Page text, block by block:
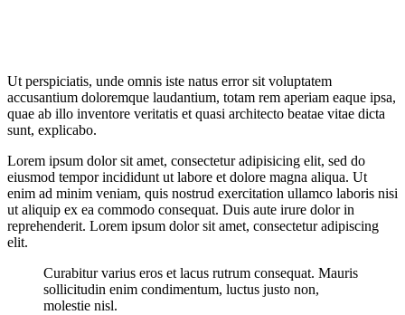
Ut perspiciatis, unde omnis iste natus error sit voluptatem
accusantium doloremque laudantium, totam rem aperiam eaque ipsa,
quae ab illo inventore veritatis et quasi architecto beatae vitae dicta
sunt, explicabo.
Lorem ipsum dolor sit amet, consectetur adipisicing elit, sed do
eiusmod tempor incididunt ut labore et dolore magna aliqua. Ut
enim ad minim veniam, quis nostrud exercitation ullamco laboris nisi
ut aliquip ex ea commodo consequat. Duis aute irure dolor in
reprehenderit. Lorem ipsum dolor sit amet, consectetur adipiscing
elit.
Curabitur varius eros et lacus rutrum consequat. Mauris
sollicitudin enim condimentum, luctus justo non,
molestie nisl.